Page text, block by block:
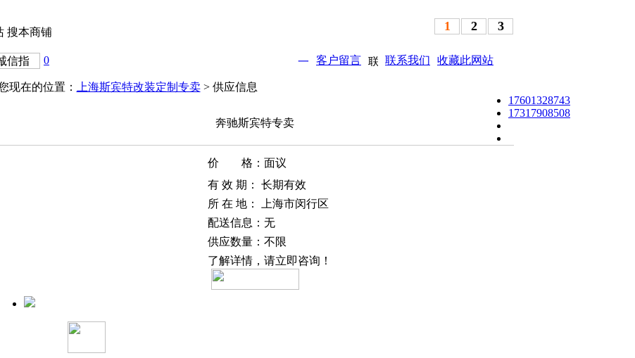
搜本商铺
1 2 3
0 客户留言 联系我们 收藏此网站
现在的位置： 上海斯宾特改装定制专卖> 供应信息
奔驰斯宾特专卖
价 格： 面议
有 效 期：
长期有效
所 在 地：
上海市闵行区
配送信息： 无
供应数量： 不限
了解详情，请立即咨询！
17601328743
17317908508